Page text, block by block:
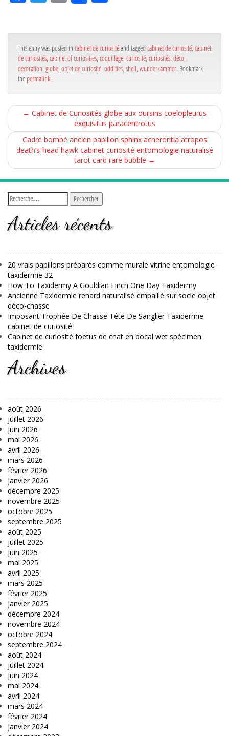
ce
ok
itt ail
r
This entry was posted in cabinet de curiositéand tagged cabinet de curiosité cabinet
de curiosités cabinet of curiosities coquillage curiosité curiosités déco
decoration globe objet de curiosité oddities shell wunderkammer. Bookmark
the permalink.
← Cabinet de Curiosités globe aux oursins coelopleurus
exquisitus paracentrotus
Cadre bombé ancien papillon sphinx acherontia atropos
death’s-head hawk cabinet curiosité entomologie naturalisé
tarot card rare bubble →
Articles récents
20 vrais papillons préparés comme murale vitrine entomologie
taxidermie 32
How To Taxidermy A Gouldian Finch One Day Taxidermy
Ancienne Taxidermie renard naturalisé empaillé sur socle objet
déco-chasse
Imposant Trophée De Chasse Tête De Sanglier Taxidermie
cabinet de curiosité
Cabinet de curiosité foetus de chat en bocal wet spécimen
taxidermie
Archives
août 2026
juillet 2026
juin 2026
mai 2026
avril 2026
mars 2026
février 2026
janvier 2026
décembre 2025
novembre 2025
octobre 2025
septembre 2025
août 2025
juillet 2025
juin 2025
mai 2025
avril 2025
mars 2025
février 2025
janvier 2025
décembre 2024
novembre 2024
octobre 2024
septembre 2024
août 2024
juillet 2024
juin 2024
mai 2024
avril 2024
mars 2024
février 2024
janvier 2024